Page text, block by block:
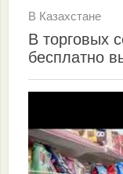
В Казахстане
В торговых
бесплатно